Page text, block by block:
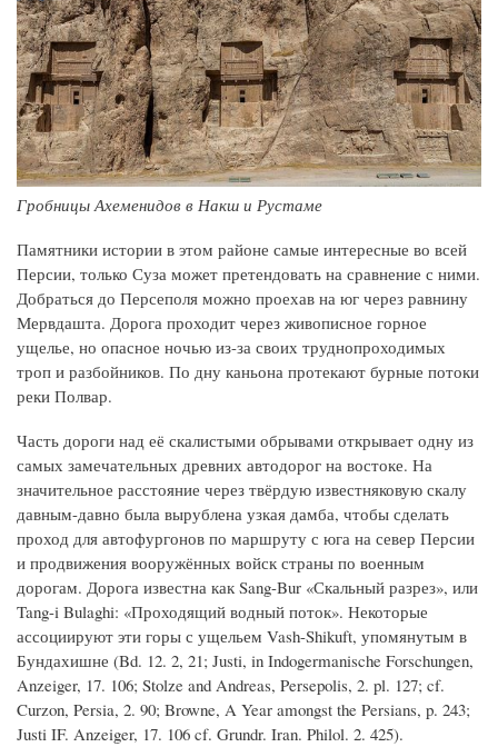
Гробницы Ахеменидов в Накш и Рустаме
Памятники истории в этом районе самые интересные во всей
Персии, только Суза может претендовать на сравнение с ними.
Добраться до Персеполя можно проехав на юг через равнину
Мервдашта. Дорога проходит через живописное горное
ущелье, но опасное ночью из-за своих труднопроходимых
троп и разбойников. По дну каньона протекают бурные потоки
реки Полвар.
Часть дороги над её скалистыми обрывами открывает одну из
самых замечательных древних автодорог на востоке. На
значительное расстояние через твёрдую известняковую скалу
давным-давно была вырублена узкая дамба, чтобы сделать
проход для автофургонов по маршруту с юга на север Персии
и продвижения вооружённых войск страны по военным
дорогам. Дорога известна как Sang-Bur «Скальный разрез», или
Tang-i Bulaghi: «Проходящий водный поток». Некоторые
ассоциируют эти горы с ущельем Vash-Shikuft, упомянутым в
Бундахишне (Bd. 12. 2, 21; Justi, in Indogermanische Forschungen,
Anzeiger, 17. 106; Stolze and Andreas, Persepolis, 2. pl. 127; cf.
Curzon, Persia, 2. 90; Browne, A Year amongst the Persians, p. 243;
Justi IF. Anzeiger, 17. 106 cf. Grundr. Iran. Philol. 2. 425).